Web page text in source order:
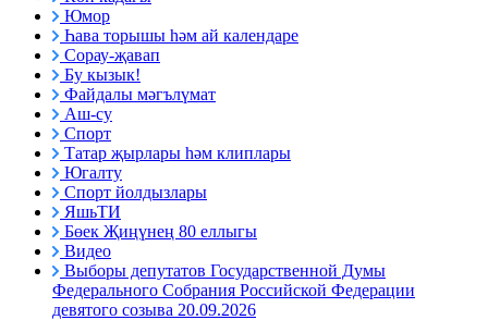
Юмор
Һава торышы һәм ай календаре
Сорау-җавап
Бу кызык!
Файдалы мәгълүмат
Аш-су
Спорт
Татар җырлары һәм клиплары
Югалту
Спорт йолдызлары
ЯшьТИ
Бөек Җиңүнең 80 еллыгы
Видео
Выборы депутатов Государственной Думы
Федерального Собрания Российской Федерации
девятого созыва 20.09.2026